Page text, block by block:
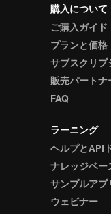
購入について
ご購入ガイド
プランと価格
サブスクリ
販売パートナ
FAQ
ラーニング
ヘルプとAPI
ナレッジベー
サンプルア
ウェビナー